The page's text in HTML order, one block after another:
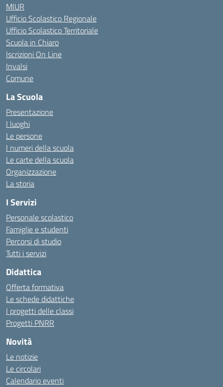
MIUR
Ufficio Scolastico Regionale
Ufficio Scolastico Territoriale
Scuola in Chiaro
Iscrizioni On Line
Invalsi
Comune
La Scuola
Presentazione
I luoghi
Le persone
I numeri della scuola
Le carte della scuola
Organizzazione
La storia
I Servizi
Personale scolastico
Famiglie e studenti
Percorsi di studio
Tutti i servizi
Didattica
Offerta formativa
Le schede didattiche
I progetti delle classi
Progetti PNRR
Novità
Le notizie
Le circolari
Calendario eventi